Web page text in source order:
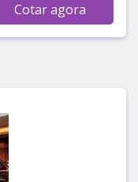
Cotar agora